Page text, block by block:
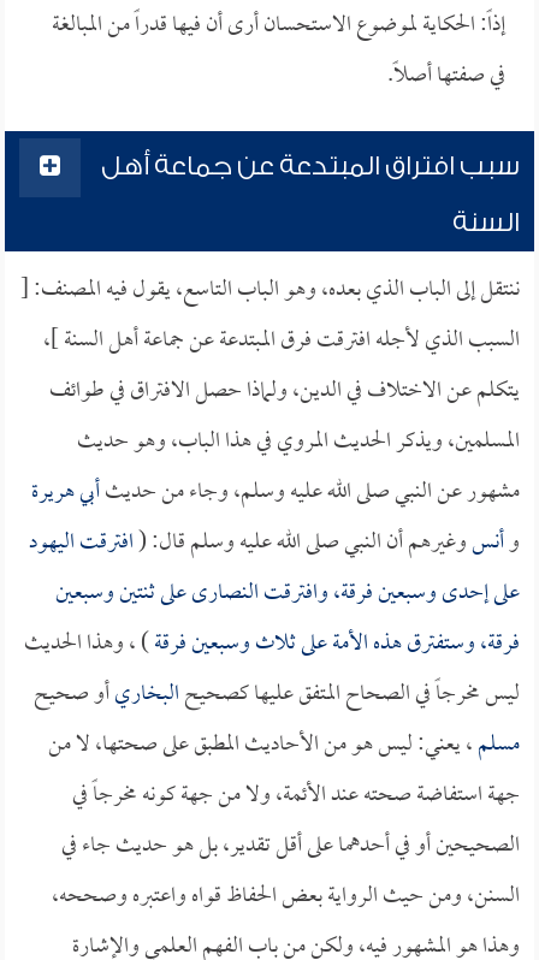
إذاً: الحكاية لموضوع الاستحسان أرى أن فيها قدراً من المبالغة
في صفتها أصلاً.
سبب افتراق المبتدعة عن جماعة أهل
السنة
ننتقل إلى الباب الذي بعده، وهو الباب التاسع، يقول فيه المصنف: [
السبب الذي لأجله افترقت فرق المبتدعة عن جماعة أهل السنة ]،
يتكلم عن الاختلاف في الدين، ولماذا حصل الافتراق في طوائف
المسلمين، ويذكر الحديث المروي في هذا الباب، وهو حديث
مشهور عن النبي صلى الله عليه وسلم، وجاء من حديثأبي هريرة
وأنسوغيرهم أن النبي صلى الله عليه وسلم قال: (افترقت اليهود
على إحدى وسبعين فرقة، وافترقت النصارى على ثنتين وسبعين
فرقة، وستفترق هذه الأمة على ثلاث وسبعين فرقة) ، وهذا الحديث
ليس مخرجاً في الصحاح المتفق عليها كصحيحالبخاريأو صحيح
مسلم، يعني: ليس هو من الأحاديث المطبق على صحتها، لا من
جهة استفاضة صحته عند الأئمة، ولا من جهة كونه مخرجاً في
الصحيحين أو في أحدهما على أقل تقدير، بل هو حديث جاء في
السنن، ومن حيث الرواية بعض الحفاظ قواه واعتبره وصححه،
وهذا هو المشهور فيه، ولكن من باب الفهم العلمي والإشارة